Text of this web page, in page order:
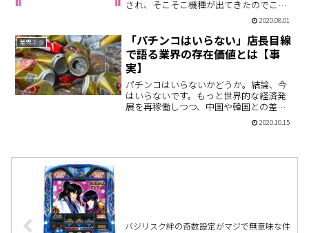
され、そこそこ機種が出てきたのでこれ
について解説したいと思います。ちょっ
と前に設定付パチンコというものが出ま
したが、もはやムシの息。。。新しいフ
ァンを呼び込む起爆剤にな…
2020.08.01
業界ネタ
「パチンコはいらない」店長目線
で語る業界の存在価値とは【事
実】
パチンコはいらないかどうか。結論、今
はいらないです。もっと世界的な経済発
展を再稼働しつつ、中国や韓国との差を
見出すべき。。。で、パチンコ店の店員
はこの事実を受け入れて、サッサと行動
2020.10.15
バジリスク絆の奇数設定がマジで無意味な件